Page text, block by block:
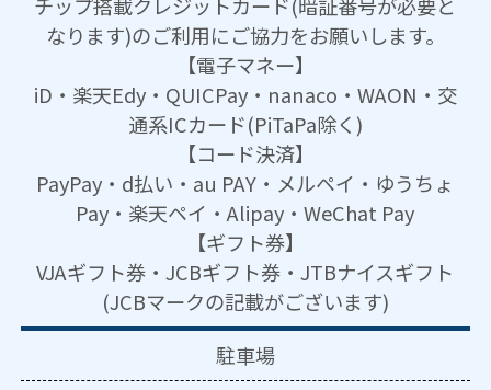
なります)のご利用にご協力をお願いします。
【電子マネー】
iD・楽天Edy・QUICPay・nanaco・WAON・交
通系ICカード(PiTaPa除く)
【コード決済】
PayPay・d払い・au PAY・メルペイ・ゆうちょ
Pay・楽天ペイ・Alipay・WeChat Pay
【ギフト券】
VJAギフト券・JCBギフト券・JTBナイスギフト
(JCBマークの記載がございます)
駐車場